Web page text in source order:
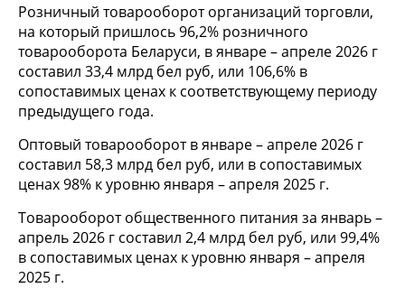
Розничный товарооборот организаций торговли,
на который пришлось 96,2% розничного
товарооборота Беларуси, в январе – апреле 2026 г
составил 33,4 млрд бел руб, или 106,6% в
сопоставимых ценах к соответствующему периоду
предыдущего года.
Оптовый товарооборот в январе – апреле 2026 г
составил 58,3 млрд бел руб, или в сопоставимых
ценах 98% к уровню января – апреля 2025 г.
Товарооборот общественного питания за январь –
апрель 2026 г составил 2,4 млрд бел руб, или 99,4%
в сопоставимых ценах к уровню января – апреля
2025 г.